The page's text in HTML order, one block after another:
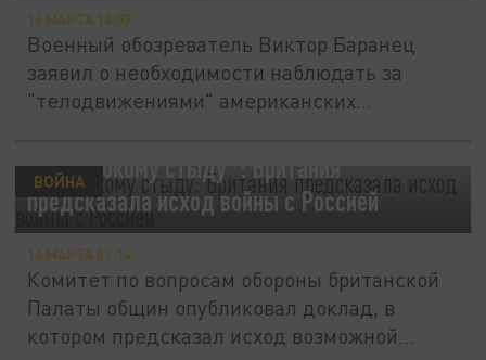
16 МАРТА 10:07
Военный обозреватель Виктор Баранец
заявил о необходимости наблюдать за
"телодвижениями" американских
"К глубокому стыду": Британия
предсказала исход войны с Россией
ВОЙНА
14 МАРТА 07:14
Комитет по вопросам обороны британской
Палаты общин опубликовал доклад, в
котором предсказал исход возможной...